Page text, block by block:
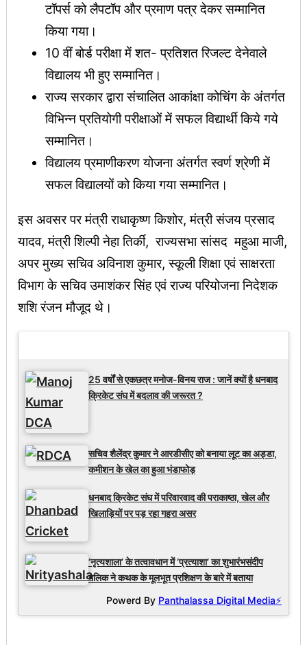
टॉपर्स को लैपटॉप और प्रमाण पत्र देकर सम्मानित
किया गया।
10 वीं बोर्ड परीक्षा में शत- प्रतिशत रिजल्ट देनेवाले
विद्यालय भी हुए सम्मानित।
राज्य सरकार द्वारा संचालित आकांक्षा कोचिंग के अंतर्गत
विभिन्न प्रतियोगी परीक्षाओं में सफल विद्यार्थी किये गये
सम्मानित।
विद्यालय प्रमाणीकरण योजना अंतर्गत स्वर्ण श्रेणी में
सफल विद्यालयों को किया गया सम्मानित।
इस अवसर पर मंत्री राधाकृष्ण किशोर, मंत्री संजय प्रसाद
यादव, मंत्री शिल्पी नेहा तिर्की, राज्यसभा सांसद महुआ माजी,
अपर मुख्य सचिव अविनाश कुमार, स्कूली शिक्षा एवं साक्षरता
विभाग के सचिव उमाशंकर सिंह एवं राज्य परियोजना निदेशक
शशि रंजन मौजूद थे।
25 वर्षों से एकछत्र मनोज-विनय राज : जानें क्यों है धनबाद
क्रिकेट संघ में बदलाव की जरूरत ?
सचिव शैलेंद्र कुमार ने आरडीसीए को बनाया लूट का अड्डा,
कमीशन के खेल का हुआ भंडाफोड़
धनबाद क्रिकेट संघ में परिवारवाद की पराकाष्ठा, खेल और
खिलाड़ियों पर पड़ रहा गहरा असर
‘नृत्यशाला’ के तत्वावधान में ‘प्रत्याशा’ का शुभारंभसंदीप
मलिक ने कथक के मूलभूत प्रशिक्षण के बारे में बताया
Powerd By Panthalassa Digital Media⚡